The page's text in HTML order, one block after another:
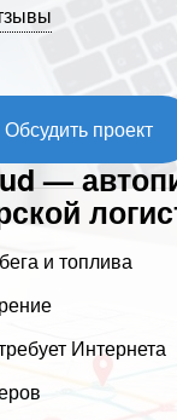
Обсудить проект
—
и топлива
Интернета